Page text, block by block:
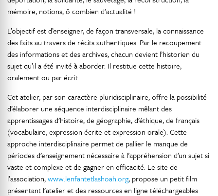
mémoire, notions, ô combien d’actualité !
L’objectif est d’enseigner, de façon transversale, la connaissance
des faits au travers de récits authentiques. Par le recoupement
des informations et des archives, chacun devient l’historien du
sujet qu’il a été invité à aborder. Il restitue cette histoire,
oralement ou par écrit.
Cet atelier, par son caractère pluridisciplinaire, offre la possibilité
d’élaborer une séquence interdisciplinaire mêlant des
apprentissages d’histoire, de géographie, d’éthique, de français
(vocabulaire, expression écrite et expression orale). Cette
approche interdisciplinaire permet de pallier le manque de
périodes d’enseignement nécessaire à l’appréhension d’un sujet si
vaste et complexe et de gagner en efficacité. Le site de
l’association,www.lenfantetlashoah.org, propose un petit film
présentant l’atelier et des ressources en ligne téléchargeables